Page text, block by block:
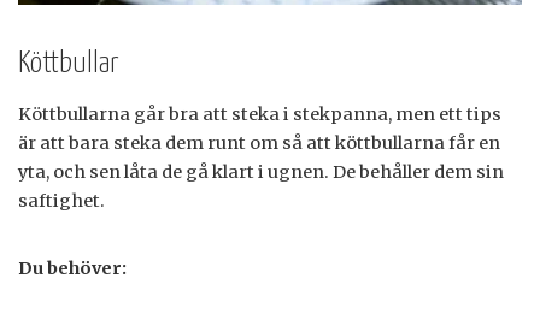
Köttbullar
Köttbullarna går bra att steka i stekpanna, men ett tips
är att bara steka dem runt om så att köttbullarna får en
yta, och sen låta de gå klart i ugnen. De behåller dem sin
saftighet.
Du behöver: